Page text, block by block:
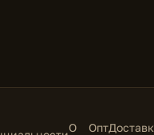
О
Опт